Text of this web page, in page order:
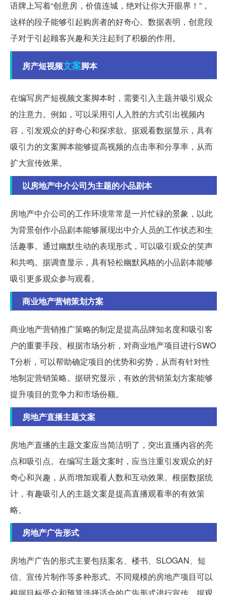
语牌上写着“创意房，价值连城，绝对让你大开眼界！”，
这样的段子能够引起购房者的好奇心。数据表明，创意段
子对于引起顾客兴趣和关注起到了积极的作用。
房产短视频文案脚本
在编写房产短视频文案脚本时，需要引入主题并吸引观众
的注意力。例如，可以采用引人入胜的方式引出视频内
容，引发观众的好奇心和探求欲。据观看数据显示，具有
吸引力的文案脚本能够提高视频的点击率和分享率，从而
扩大宣传效果。
以房地产中介公司为主题的小品剧本
房地产中介公司的工作环境常常是一片忙碌的景象，以此
为背景创作小品剧本能够展现出中介人员的工作状态和生
活趣事。通过幽默生动的表现形式，可以吸引观众的笑声
和共鸣。据调查显示，具有轻松幽默风格的小品剧本能够
吸引更多观众参与观看。
商业地产营销策划方案
商业地产营销推广策略的制定是提高品牌知名度和吸引客
户的重要手段。根据市场分析，对商业地产项目进行SWO
T分析，可以帮助确定项目的优势和劣势，从而有针对性
地制定营销策略。据研究显示，有效的营销策划方案能够
提升项目的竞争力和市场份额。
房地产直播主题文案
房地产直播的主题文案应当简洁明了，突出直播内容的亮
点和吸引点。在编写主题文案时，应当注重引发观众的好
奇心和兴趣，从而增加观看人数和互动效果。根据数据统
计，有趣吸引人的主题文案是提高直播观看率的有效策
略。
房地产广告形式
房地产广告的形式主要包括案名、楼书、SLOGAN、短
信、宣传片制作等多种形式。不同规模的房地产项目可以